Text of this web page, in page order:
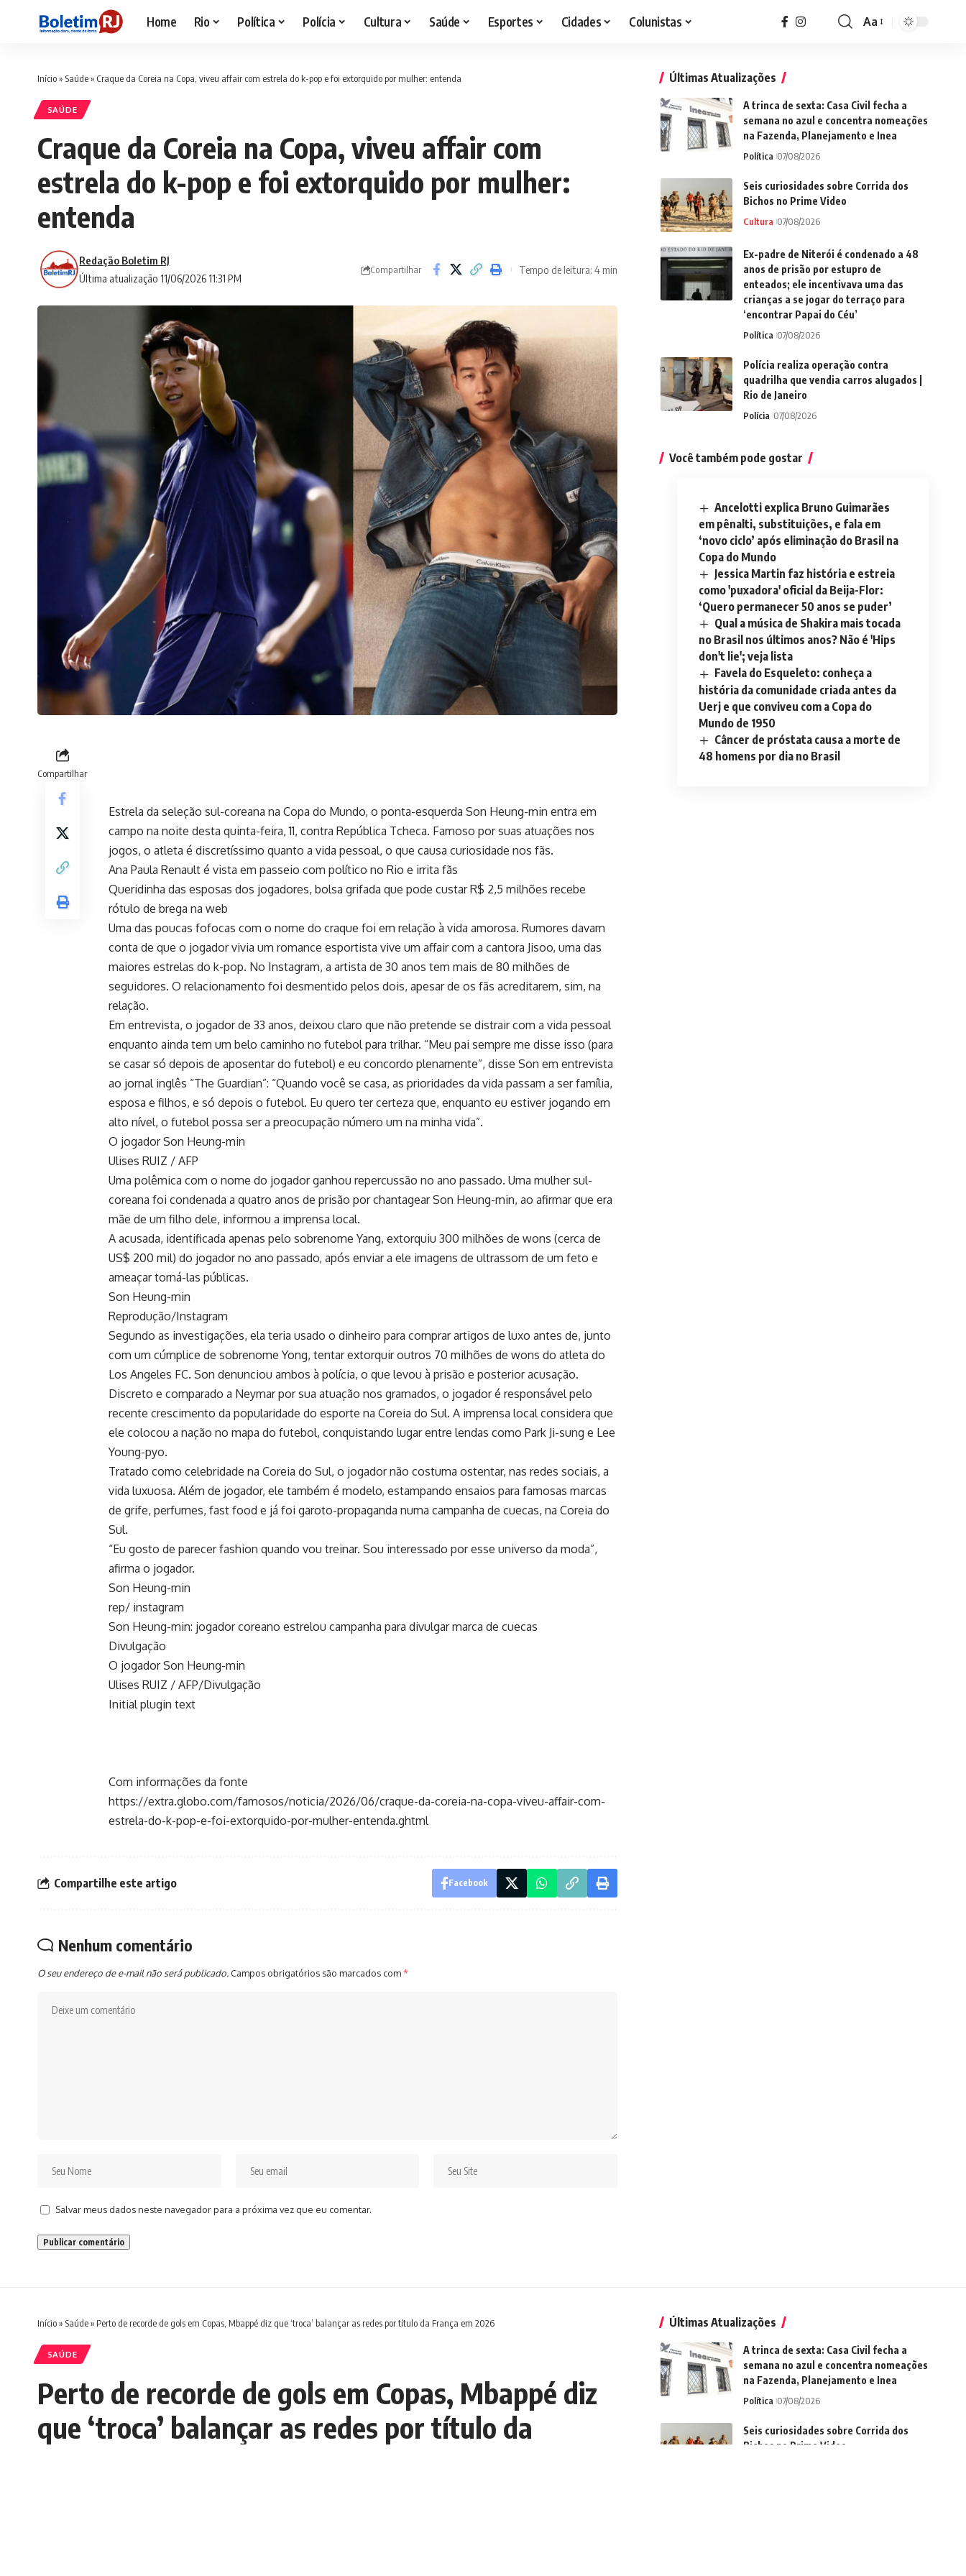
Home Rio Política Polícia Cultura Saúde Esportes Cidades Colunistas
Font
Aa
Início» Saúde» Craque da Coreia na Copa, viveu affair com estrela do k-pop e foi extorquido por mulher: entenda
SAÚDE
Craque da Coreia na Copa, viveu affair com
estrela do k-pop e foi extorquido por mulher:
entenda
Última atualização 11/06/2026 11:31 PM
Redação Boletim RJ
Compartilhar Tempo de leitura: 4 min
Compartilhar
Estrela da seleção sul-coreana na Copa do Mundo, o ponta-esquerda Son Heung-min entra em
campo na noite desta quinta-feira, 11, contra República Tcheca. Famoso por suas atuações nos
jogos, o atleta é discretíssimo quanto a vida pessoal, o que causa curiosidade nos fãs.
Ana Paula Renault é vista em passeio com político no Rio e irrita fãs
Queridinha das esposas dos jogadores, bolsa grifada que pode custar R$ 2,5 milhões recebe
rótulo de brega na web
Uma das poucas fofocas com o nome do craque foi em relação à vida amorosa. Rumores davam
conta de que o jogador vivia um romance esportista vive um affair com a cantora Jisoo, uma das
maiores estrelas do k-pop. No Instagram, a artista de 30 anos tem mais de 80 milhões de
seguidores. O relacionamento foi desmentido pelos dois, apesar de os fãs acreditarem, sim, na
relação.
Em entrevista, o jogador de 33 anos, deixou claro que não pretende se distrair com a vida pessoal
enquanto ainda tem um belo caminho no futebol para trilhar. “Meu pai sempre me disse isso (para
se casar só depois de aposentar do futebol) e eu concordo plenamente”, disse Son em entrevista
ao jornal inglês “The Guardian”: “Quando você se casa, as prioridades da vida passam a ser família,
esposa e filhos, e só depois o futebol. Eu quero ter certeza que, enquanto eu estiver jogando em
alto nível, o futebol possa ser a preocupação número um na minha vida”.
O jogador Son Heung-min
Ulises RUIZ / AFP
Uma polêmica com o nome do jogador ganhou repercussão no ano passado. Uma mulher sul-
coreana foi condenada a quatro anos de prisão por chantagear Son Heung-min, ao afirmar que era
mãe de um filho dele, informou a imprensa local.
A acusada, identificada apenas pelo sobrenome Yang, extorquiu 300 milhões de wons (cerca de
US$ 200 mil) do jogador no ano passado, após enviar a ele imagens de ultrassom de um feto e
ameaçar torná-las públicas.
Son Heung-min
Reprodução/Instagram
Segundo as investigações, ela teria usado o dinheiro para comprar artigos de luxo antes de, junto
com um cúmplice de sobrenome Yong, tentar extorquir outros 70 milhões de wons do atleta do
Los Angeles FC. Son denunciou ambos à polícia, o que levou à prisão e posterior acusação.
Discreto e comparado a Neymar por sua atuação nos gramados, o jogador é responsável pelo
recente crescimento da popularidade do esporte na Coreia do Sul. A imprensa local considera que
ele colocou a nação no mapa do futebol, conquistando lugar entre lendas como Park Ji-sung e Lee
Young-pyo.
Tratado como celebridade na Coreia do Sul, o jogador não costuma ostentar, nas redes sociais, a
vida luxuosa. Além de jogador, ele também é modelo, estampando ensaios para famosas marcas
de grife, perfumes, fast food e já foi garoto-propaganda numa campanha de cuecas, na Coreia do
Sul.
“Eu gosto de parecer fashion quando vou treinar. Sou interessado por esse universo da moda”,
afirma o jogador.
Son Heung-min
rep/ instagram
Son Heung-min: jogador coreano estrelou campanha para divulgar marca de cuecas
Divulgação
O jogador Son Heung-min
Ulises RUIZ / AFP/Divulgação
Initial plugin text
Com informações da fonte
https://extra.globo.com/famosos/noticia/2026/06/craque-da-coreia-na-copa-viveu-affair-com-
estrela-do-k-pop-e-foi-extorquido-por-mulher-entenda.ghtml
Compartilhe este artigo Facebook
Nenhum comentário
O seu endereço de e-mail não será publicado. Campos obrigatórios são marcados com*
Salvar meus dados neste navegador para a próxima vez que eu comentar.
Últimas Atualizações
A trinca de sexta: Casa Civil fecha a
semana no azul e concentra nomeações
na Fazenda, Planejamento e Inea
Política 07/08/2026
Seis curiosidades sobre Corrida dos
Bichos no Prime Video
Cultura 07/08/2026
Ex-padre de Niterói é condenado a 48
anos de prisão por estupro de
enteados; ele incentivava uma das
crianças a se jogar do terraço para
‘encontrar Papai do Céu’
Política 07/08/2026
Polícia realiza operação contra
quadrilha que vendia carros alugados |
Rio de Janeiro
Polícia 07/08/2026
Você também pode gostar
Ancelotti explica Bruno Guimarães
em pênalti, substituições, e fala em
‘novo ciclo’ após eliminação do Brasil na
Copa do Mundo
Jessica Martin faz história e estreia
como 'puxadora' oficial da Beija-Flor:
‘Quero permanecer 50 anos se puder’
Qual a música de Shakira mais tocada
no Brasil nos últimos anos? Não é 'Hips
don't lie'; veja lista
Favela do Esqueleto: conheça a
história da comunidade criada antes da
Uerj e que conviveu com a Copa do
Mundo de 1950
Câncer de próstata causa a morte de
48 homens por dia no Brasil
Início» Saúde» Perto de recorde de gols em Copas, Mbappé diz que ‘troca’ balançar as redes por título da França em 2026
SAÚDE
Perto de recorde de gols em Copas, Mbappé diz
que ‘troca’ balançar as redes por título da
Últimas Atualizações
A trinca de sexta: Casa Civil fecha a
semana no azul e concentra nomeações
na Fazenda, Planejamento e Inea
Política 07/08/2026
Seis curiosidades sobre Corrida dos
Bichos no Prime Video